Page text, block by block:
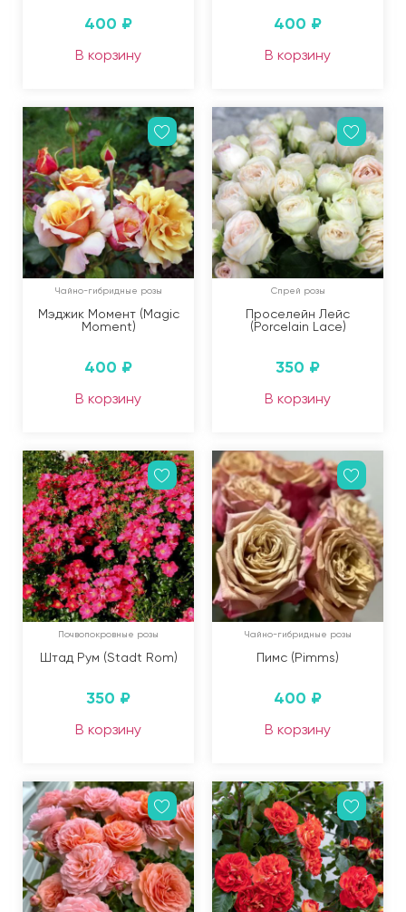
400 ₽
В корзину
400 ₽
В корзину
Чайно-гибридные розы
Мэджик Момент (Magic
Moment)
400 ₽
В корзину
Спрей розы
Проселейн Лейс
(Porcelain Lace)
350 ₽
В корзину
Почвопокровные розы
Штад Рум (Stadt Rom)
350 ₽
В корзину
Чайно-гибридные розы
Пимс (Pimms)
400 ₽
В корзину